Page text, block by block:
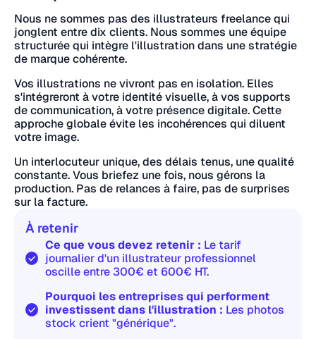
Nous ne sommes pas des illustrateurs freelance qui
jonglent entre dix clients. Nous sommes une équipe
structurée qui intègre l'illustration dans une stratégie
de marque cohérente.
Vos illustrations ne vivront pas en isolation. Elles
s'intégreront à votre identité visuelle, à vos supports
de communication, à votre présence digitale. Cette
approche globale évite les incohérences qui diluent
votre image.
Un interlocuteur unique, des délais tenus, une qualité
constante. Vous briefez une fois, nous gérons la
production. Pas de relances à faire, pas de surprises
sur la facture.
À retenir
Ce que vous devez retenir : Le tarif
journalier d'un illustrateur professionnel
oscille entre 300€ et 600€ HT.
Pourquoi les entreprises qui performent
investissent dans l'illustration : Les photos
stock crient "générique".